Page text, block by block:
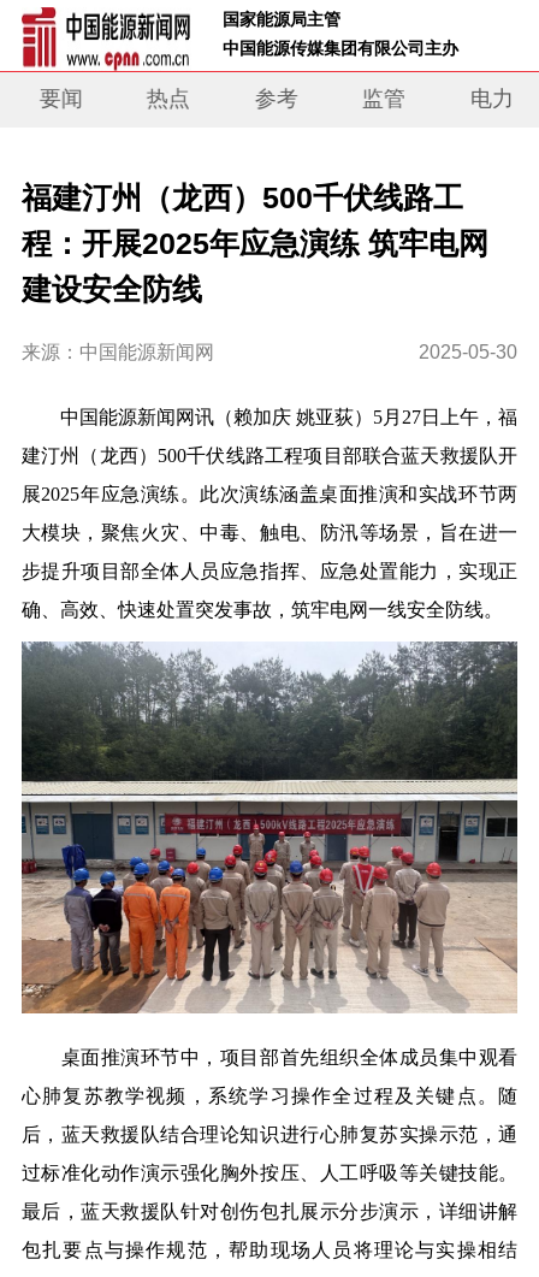
国家能源局主管
中国能源传媒集团有限公司主办
要闻 热点 参考 监管 电力
福建汀州（龙西）500千伏线路工
程：开展2025年应急演练 筑牢电网
建设安全防线
来源：中国能源新闻网 2025-05-30
中 国能源新闻网讯（赖加庆 姚亚荻） 5月27日上午，福
建汀州（龙西）500千伏线路工程项目部联合蓝天救援队开
展2025年应急演练。此次演练涵盖桌面推演和实战环节两
大模块，聚焦火灾、中毒、触电、防汛等场景 ，旨在进一
步提升项目部全体人员应急指挥、应急处置能力，实现正
确、高效、快速处置突发事故，筑牢电网一线安全防线。
桌面推演环节中，项目部首先组织全体成员集中观看
心肺复苏教学视频，系统学习操作全过程及关键点。随
后，蓝天救援队结合理论知识进行心肺复苏实操示范，通
过标准化动作演示强化胸外按压、人工呼吸等关键技能。
最后，蓝天救援队针对创伤包扎展示分步演示，详细讲解
包扎要点与操作规范，帮助现场人员将理论与实操相结